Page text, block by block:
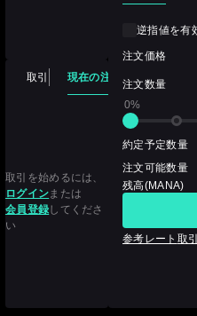
取引 現在の注文 注文履歴
取引を始めるには、
ログインまたは
会員登録 してくださ
い
逆指値を有
注文価格
注文数量
0%
約定予定数量
注文可能数量
残高(MANA)
参考レート 取